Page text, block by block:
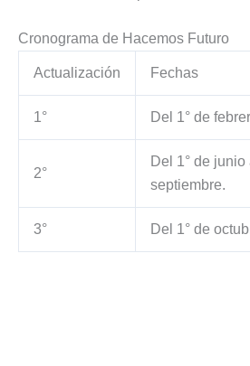
Cronograma de Hacemos Futuro
Actualización Fechas
1° Del 1° de
2°
Del 1° de junio
septiembre.
3° Del 1° de